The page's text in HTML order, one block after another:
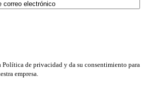
Política de privacidad y da su consentimiento para
empresa.